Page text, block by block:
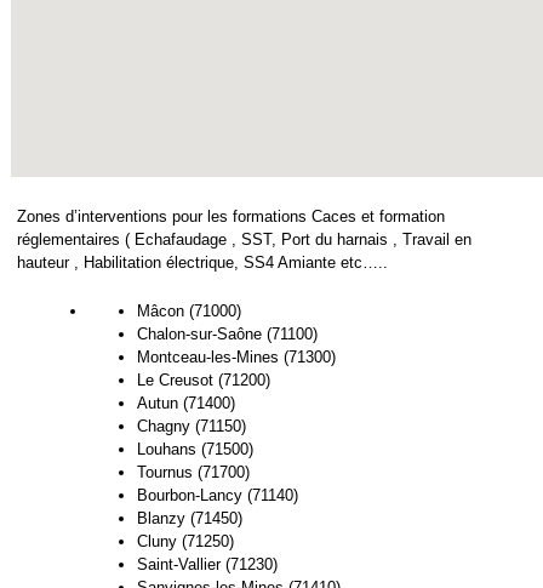
Zones d’interventions pour les formations Caces et formation
réglementaires ( Echafaudage , SST, Port du harnais , Travail en
hauteur , Habilitation électrique, SS4 Amiante etc…..
Mâcon (71000)
Chalon-sur-Saône (71100)
Montceau-les-Mines (71300)
Le Creusot (71200)
Autun (71400)
Chagny (71150)
Louhans (71500)
Tournus (71700)
Bourbon-Lancy (71140)
Blanzy (71450)
Cluny (71250)
Saint-Vallier (71230)